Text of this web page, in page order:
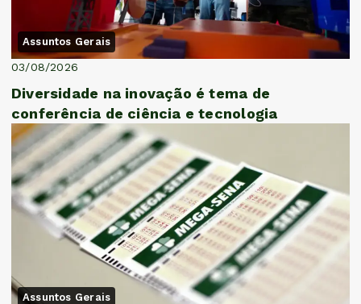
Assuntos Gerais
03/08/2026
Diversidade na inovação é tema de
conferência de ciência e tecnologia
Assuntos Gerais